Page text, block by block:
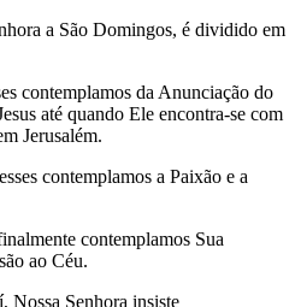
a São Domingos, é dividido em
contemplamos da Anunciação do
até quando Ele encontra-se com
Jerusalém.
contemplamos a Paixão e a
contemplamos Sua
ao Céu.
Nossa Senhora insiste